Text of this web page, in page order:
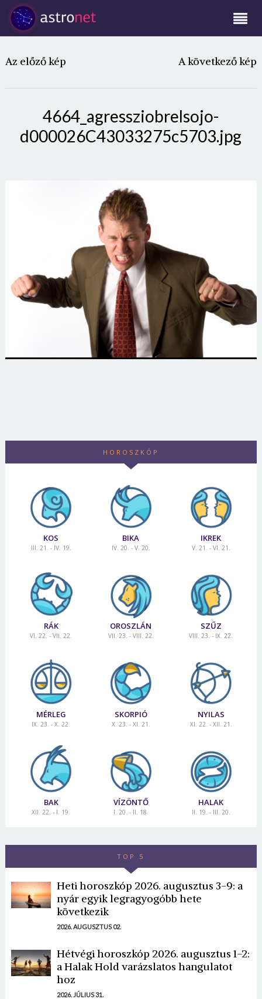
Az előző kép A következő kép
4664_agressziobrelsojo-
d000026C43033275c5703.jpg
HOROSZKÓP
KOS
III. 21. - IV. 19.
BIKA
IV. 20. - V. 20.
IKREK
V. 21. - VI. 21.
RÁK
VI. 22. - VII. 22.
OROSZLÁN
VII. 23. - VIII. 22.
SZŰZ
VIII. 23. - IX. 22.
MÉRLEG
IX. 23. - X. 22.
SKORPIÓ
X. 23. - XI. 21.
NYILAS
XI. 22. - XII. 21.
BAK
XII. 22. - I. 19.
VÍZÖNTŐ
I. 20. - II. 18.
HALAK
II. 19. - III. 20.
TOP 5
Heti horoszkóp 2026. augusztus 3-9: a
nyár egyik legragyogóbb hete
következik
2026. AUGUSZTUS 02.
Hétvégi horoszkóp 2026. augusztus 1-2:
a Halak Hold varázslatos hangulatot
hoz
2026. JÚLIUS 31.